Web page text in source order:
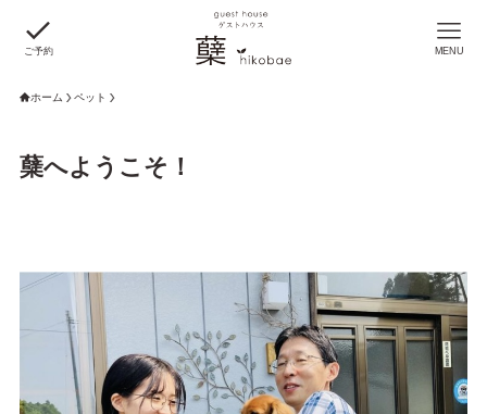
ご予約 MENU
ホーム ペット
蘖へようこそ！